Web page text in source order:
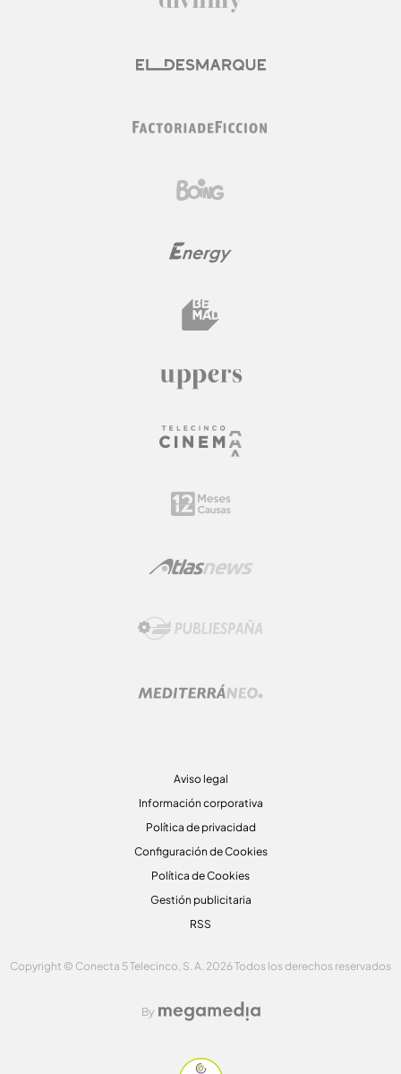
Aviso legal
Información corporativa
Política de privacidad
Configuración de Cookies
Política de Cookies
Gestión publicitaria
RSS
Copyright © Conecta 5 Telecinco, S. A. 2026 Todos los derechos reservados
By